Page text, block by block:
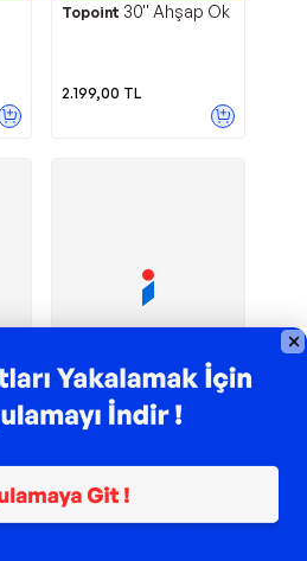
Avantajlı Ürün
Topoint 30'' Ahşap Ok
2.199,00 TL
TROY ile 200 TL İndirim
Muhtelif